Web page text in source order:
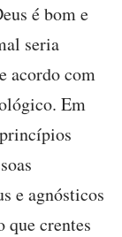
é bom e
seria
acordo com
Em
e agnósticos
que crentes